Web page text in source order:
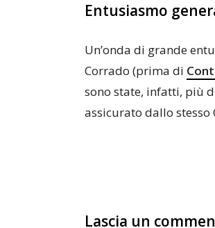
Entusiasmo
Un’onda di grande
Corrado (prima di
sono state, infatti, più
assicurato dallo stesso
Lascia un